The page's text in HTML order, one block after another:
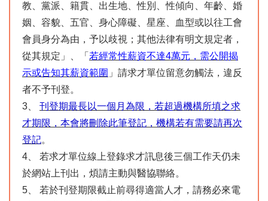
教、黨派、籍貫、出生地、性別、性傾向、年齡、婚
姻、容貌、五官、身心障礙、星座、血型或以往工會
會員身分為由，予以歧視；其他法律有明文規定者，
從其規定」、「 若經常性薪資不達4萬元，需公開揭
示或告知其薪資範圍 」請求才單位留意勿觸法，違反
者不予刊登。
3、 刊登期最長以一個月為限，若超過機構所填之求
才期限，本會將刪除此筆登記，機構若有需要請再次
登記。
4、 若求才單位線上登錄求才訊息後三個工作天仍未
於網站上刊出，煩請主動與醫協聯絡。
5、 若於刊登期限截止前尋得適當人才，請務必來電